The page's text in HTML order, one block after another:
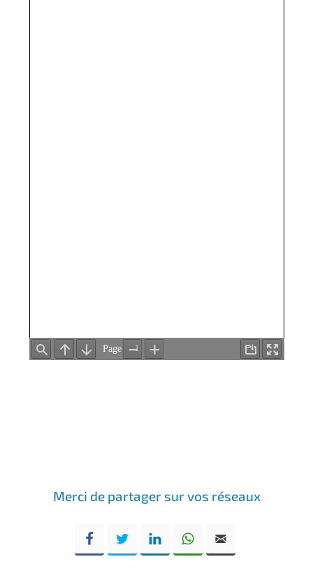
Merci de partager sur vos réseaux